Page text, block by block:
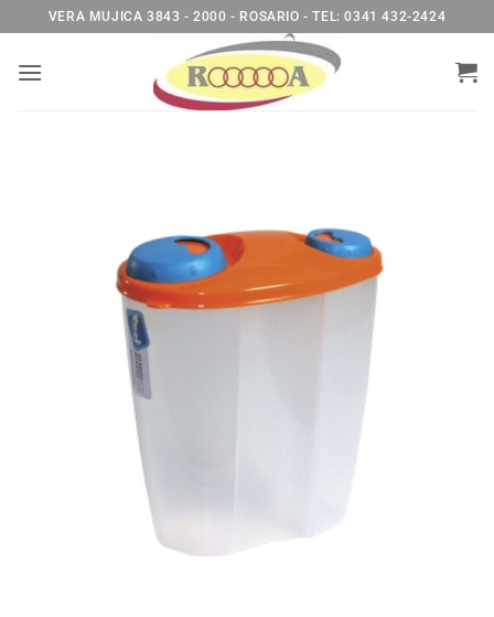
al
contenido
VERA MUJICA 3843 - 2000 - ROSARIO - TEL: 0341 432-2424